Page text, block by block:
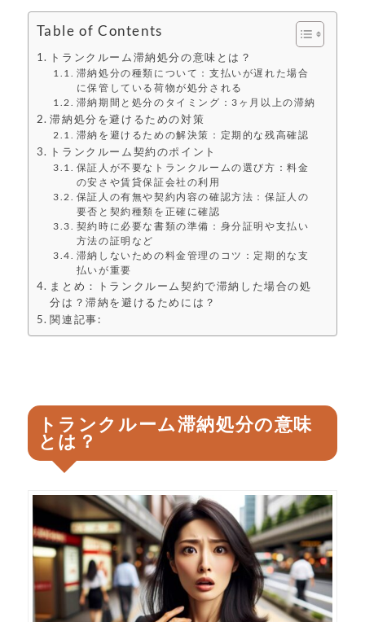
Table of Contents
トランクルーム滞納処分の意味とは？
滞納処分の種類について：支払いが遅れた場合
に保管している荷物が処分される
滞納期間と処分のタイミング：3ヶ月以上の滞納
滞納処分を避けるための対策
滞納を避けるための解決策：定期的な残高確認
トランクルーム契約のポイント
保証人が不要なトランクルームの選び方：料金
の安さや賃貸保証会社の利用
保証人の有無や契約内容の確認方法：保証人の
要否と契約種類を正確に確認
契約時に必要な書類の準備：身分証明や支払い
方法の証明など
滞納しないための料金管理のコツ：定期的な支
払いが重要
まとめ：トランクルーム契約で滞納した場合の処
分は？滞納を避けるためには？
関連記事:
トランクルーム滞納処分の意味
とは？